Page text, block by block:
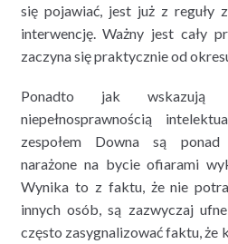
się pojawiać, jest już z reguły
interwencję. Ważny jest cały
zaczyna się praktycznie od
Ponadto jak
niepełnosprawnością
zespołem Downa są
narażone na bycie ofiarami
Wynika to z faktu, że nie
innych osób, są zazwyczaj
często zasygnalizować faktu, że